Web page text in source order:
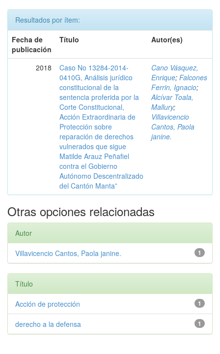
Resultados por ítem:
Fecha de
publicación
Título Autor(es)
2018
Caso No 13284-2014-
0410G, Análisis jurídico
constitucional de la
sentencia proferida por la
Corte Constitucional,
Acción Extraordinaria de
Protección sobre
reparación de derechos
vulnerados que sigue
Matilde Arauz Peñafiel
contra el Gobierno
Autónomo Descentralizado
del Cantón Manta”
Cano Vásquez,
Enrique; Falcones
Ferrin, Ignacio;
Alcívar Toala,
Mallury;
Villavicencio
Cantos, Paola
janine.
Otras opciones relacionadas
Autor
1
Villavicencio Cantos, Paola janine.
Título
1
Acción de protección
1
derecho a la defensa